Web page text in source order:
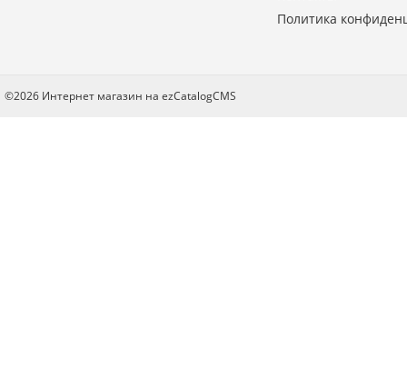
Политика
©2026 Интернет магазин на ezCatalogCMS